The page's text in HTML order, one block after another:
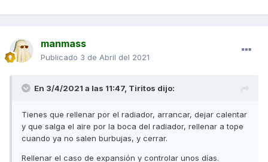
manmass
Publicado 3 de Abril del 2021
En 3/4/2021 a las 11:47, Tiritos dijo:
Tienes que rellenar por el radiador, arrancar, dejar calentar
y que salga el aire por la boca del radiador, rellenar a tope
cuando ya no salen burbujas, y cerrar.
Rellenar el caso de expansión y controlar unos días.